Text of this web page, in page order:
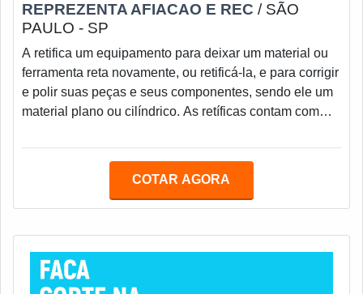
REPREZENTA AFIACAO E REC / SÃO
PAULO - SP
A retifica um equipamento para deixar um material ou
ferramenta reta novamente, ou retificá-la, e para corrigir
e polir suas peças e seus componentes, sendo ele um
material plano ou cilíndrico. As retíficas contam com
dentre eles a régua centerless.Sua maior função é
fundamental para o funcionamento da retífica, o seu
COTAR AGORA